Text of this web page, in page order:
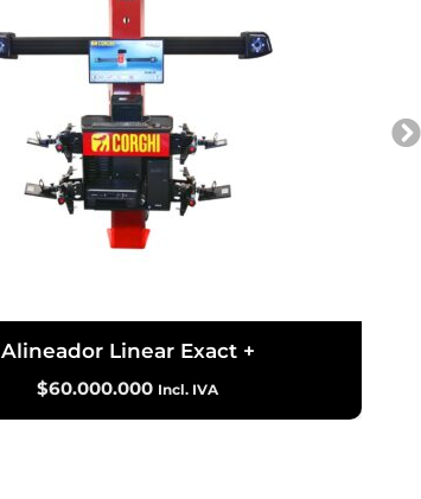
Alineador Linear Exact +
$60.000.000 Incl. IVA